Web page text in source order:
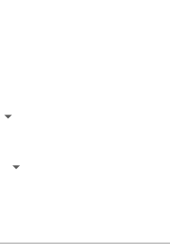
arrow_drop_down
arrow_drop_down